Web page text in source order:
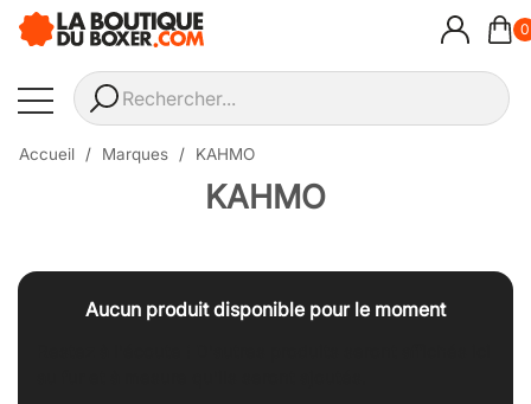
0
Accueil Marques KAHMO
KAHMO
Aucun produit disponible pour le moment